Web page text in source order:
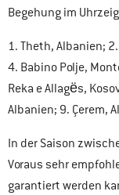
Begehung im
1. Theth, Albanien;
4. Babino Polje,
Reka e Allagёs,
Albanien; 9. Çerem,
In der Saison
Voraus sehr
garantiert werden